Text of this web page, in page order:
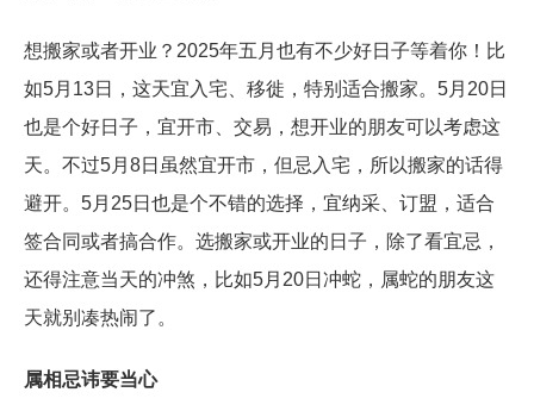
想搬家或者开业？2025年五月也有不少好日子等着你！比
如5月13日，这天宜入宅、移徙，特别适合搬家。5月20日
也是个好日子，宜开市、交易，想开业的朋友可以考虑这
天。不过5月8日虽然宜开市，但忌入宅，所以搬家的话得
避开。5月25日也是个不错的选择，宜纳采、订盟，适合
签合同或者搞合作。选搬家或开业的日子，除了看宜忌，
还得注意当天的冲煞，比如5月20日冲蛇，属蛇的朋友这
天就别凑热闹了。
属相忌讳要当心